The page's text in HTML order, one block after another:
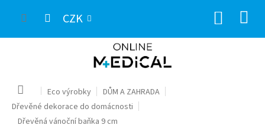
CZK
Domů Eco výrobky
DŮM A ZAHRADA
Dřevěné dekorace do domácnosti
Dřevěná vánoční baňka 9 cm